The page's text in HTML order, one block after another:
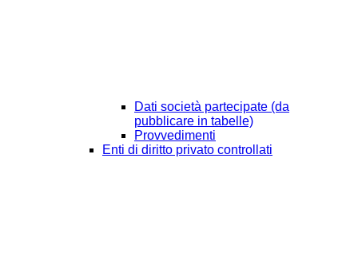
Dati società partecipate (da
pubblicare in tabelle)
Provvedimenti
Enti di diritto privato controllati